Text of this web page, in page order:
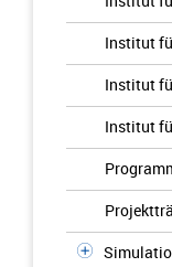
Institut
Institut
Institut